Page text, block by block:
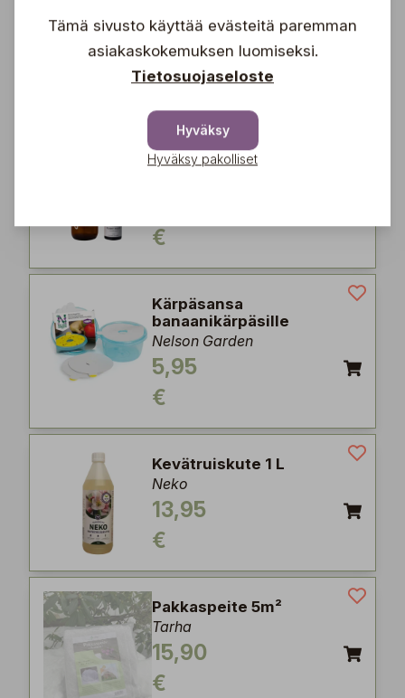
Leaf cleanser
Houseplant
15,90
Plant treat - Kit
€
Kärpäsansa
banaanikärpäsille
Nelson Garden
5,95
€
Kevätruiskute 1 L
Neko
13,95
€
Pakkaspeite 5m²
Tarha
15,90
€
Tämä sivusto käyttää evästeitä paremman
asiakaskokemuksen luomiseksi.
Tietosuojaseloste
Hyväksy
Hyväksy pakolliset